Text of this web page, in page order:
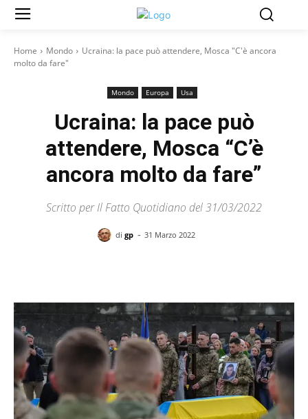
Home Mondo
Ucraina: la pace può attendere, Mosca "C'è ancora
molto da fare"
Mondo Europa Usa
Ucraina: la pace può
attendere, Mosca “C’è
ancora molto da fare”
Scritto per Il Fatto Quotidiano del 31/03/2022
di gp - 31 Marzo 2022